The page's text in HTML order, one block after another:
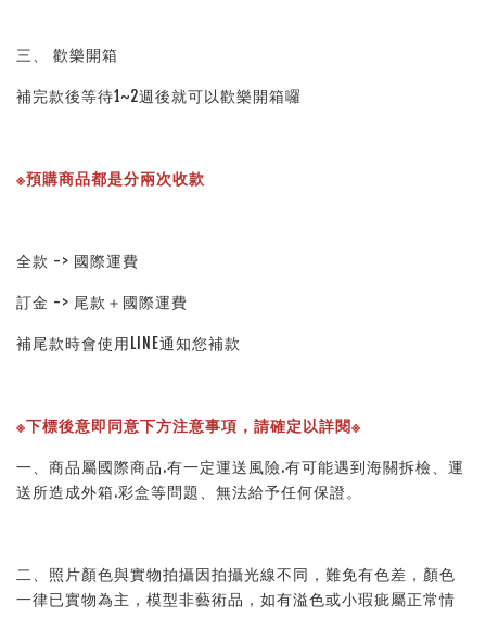
三、 歡樂開箱
補完款後等待1~2週後就可以歡樂開箱囉
※預購商品都是分兩次收款
全款 -> 國際運費
訂金 -> 尾款＋國際運費
補尾款時會使用LINE通知您補款
※下標後意即同意下方注意事項，請確定以詳閱※
一、商品屬國際商品.有一定運送風險.有可能遇到海關拆檢、運
送所造成外箱.彩盒等問題、無法給予任何保證。
二、照片顏色與實物拍攝因拍攝光線不同，難免有色差，顏色
一律已實物為主，模型非藝術品，如有溢色或小瑕疵屬正常情